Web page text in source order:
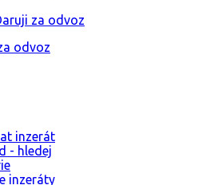
inzerát
- hledej
inzeráty